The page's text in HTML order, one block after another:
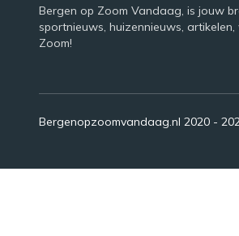
Bergen op Zoom Vandaag, is jouw
sportnieuws, huizennieuws,
Zoom!
Bergenopzoomvandaag.nl 2020 -